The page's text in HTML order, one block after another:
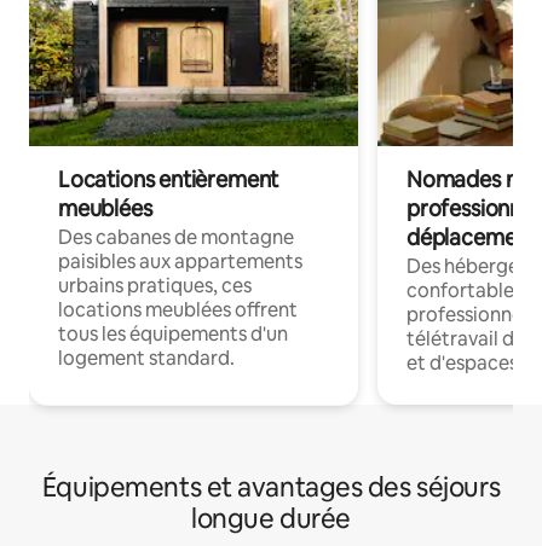
Locations entièrement
meublées
Des cabanes de montagne
paisibles aux appartements
urbains pratiques, ces
locations meublées offrent
tous les équipements d'un
logement standard.
Nomades
déplacement
Des
confortables
professionnels
télétravail
et d'espaces
Équipements et avantages des séjours
longue durée